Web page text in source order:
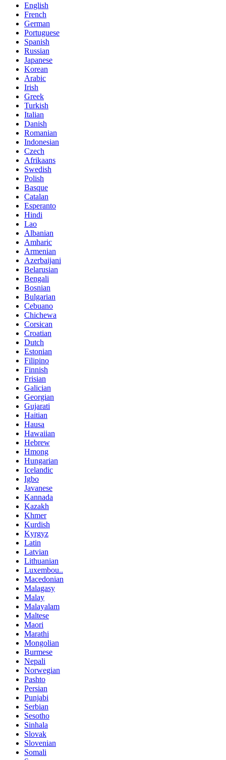
English
French
German
Portuguese
Spanish
Russian
Japanese
Korean
Arabic
Irish
Greek
Turkish
Italian
Danish
Romanian
Indonesian
Czech
Afrikaans
Swedish
Polish
Basque
Catalan
Esperanto
Hindi
Lao
Albanian
Amharic
Armenian
Azerbaijani
Belarusian
Bengali
Bosnian
Bulgarian
Cebuano
Chichewa
Corsican
Croatian
Dutch
Estonian
Filipino
Finnish
Frisian
Galician
Georgian
Gujarati
Haitian
Hausa
Hawaiian
Hebrew
Hmong
Hungarian
Icelandic
Igbo
Javanese
Kannada
Kazakh
Khmer
Kurdish
Kyrgyz
Latin
Latvian
Lithuanian
Luxembou..
Macedonian
Malagasy
Malay
Malayalam
Maltese
Maori
Marathi
Mongolian
Burmese
Nepali
Norwegian
Pashto
Persian
Punjabi
Serbian
Sesotho
Sinhala
Slovak
Slovenian
Somali